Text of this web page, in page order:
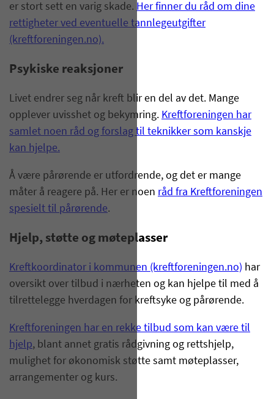
er stort sett en varig skade. Her finner du råd om dine
rettigheter ved eventuelle tannlegeutgifter
(kreftforeningen.no).
Psykiske reaksjoner
Livet endrer seg når kreft blir en del av det. Mange
opplever uvisshet og bekymring. Kreftforeningen har
samlet noen råd og forslag til teknikker som kanskje
kan hjelpe.
Å være pårørende er utfordrende, og det er mange
måter å reagere på. Her er noen råd fra Kreftforeningen
spesielt til pårørende.
Hjelp, støtte og møteplasser
Kreftkoordinator i kommunen (kreftforeningen.no) har
oversikt over tilbud i nærheten og kan hjelpe til med å
tilrettelegge hverdagen for kreftsyke og pårørende.
Kreftforeningen har en rekke tilbud som kan være til
hjelp, blant annet gratis rådgivning og rettshjelp,
mulighet for økonomisk støtte samt møteplasser,
arrangementer og kurs.